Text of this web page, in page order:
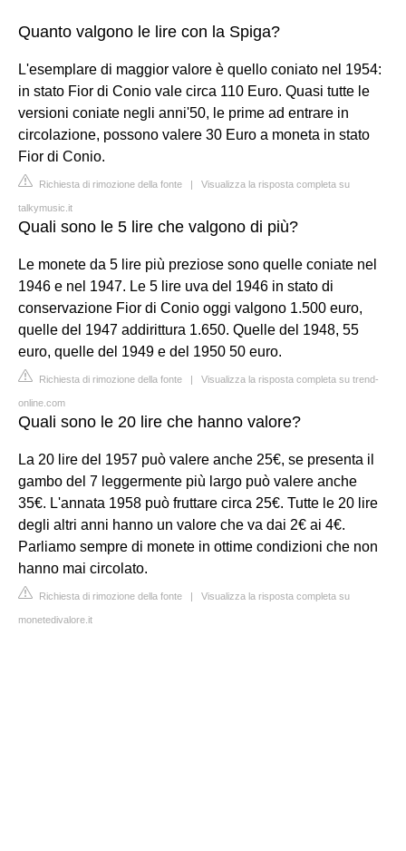
Quanto valgono le lire con la Spiga?
L'esemplare di maggior valore è quello coniato nel 1954:
in stato Fior di Conio vale circa 110 Euro. Quasi tutte le
versioni coniate negli anni'50, le prime ad entrare in
circolazione, possono valere 30 Euro a moneta in stato
Fior di Conio.
Richiesta di rimozione della fonte | Visualizza la risposta completa su
talkymusic.it
Quali sono le 5 lire che valgono di più?
Le monete da 5 lire più preziose sono quelle coniate nel
1946 e nel 1947. Le 5 lire uva del 1946 in stato di
conservazione Fior di Conio oggi valgono 1.500 euro,
quelle del 1947 addirittura 1.650. Quelle del 1948, 55
euro, quelle del 1949 e del 1950 50 euro.
Richiesta di rimozione della fonte | Visualizza la risposta completa su trend-
online.com
Quali sono le 20 lire che hanno valore?
La 20 lire del 1957 può valere anche 25€, se presenta il
gambo del 7 leggermente più largo può valere anche
35€. L'annata 1958 può fruttare circa 25€. Tutte le 20 lire
degli altri anni hanno un valore che va dai 2€ ai 4€.
Parliamo sempre di monete in ottime condizioni che non
hanno mai circolato.
Richiesta di rimozione della fonte | Visualizza la risposta completa su
monetedivalore.it